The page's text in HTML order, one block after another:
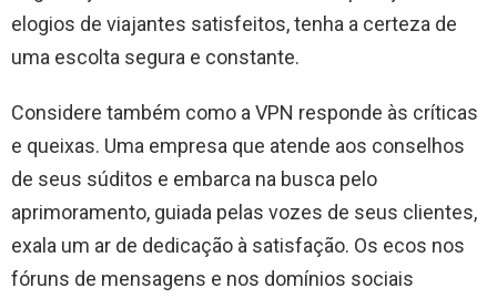
elogios de viajantes satisfeitos, tenha a certeza de
uma escolta segura e constante.
Considere também como a VPN responde às críticas
e queixas. Uma empresa que atende aos conselhos
de seus súditos e embarca na busca pelo
aprimoramento, guiada pelas vozes de seus clientes,
exala um ar de dedicação à satisfação. Os ecos nos
fóruns de mensagens e nos domínios sociais